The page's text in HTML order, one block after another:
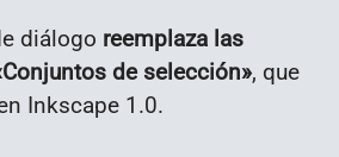
diálogo reemplaza las
de selección», que
Inkscape 1.0.